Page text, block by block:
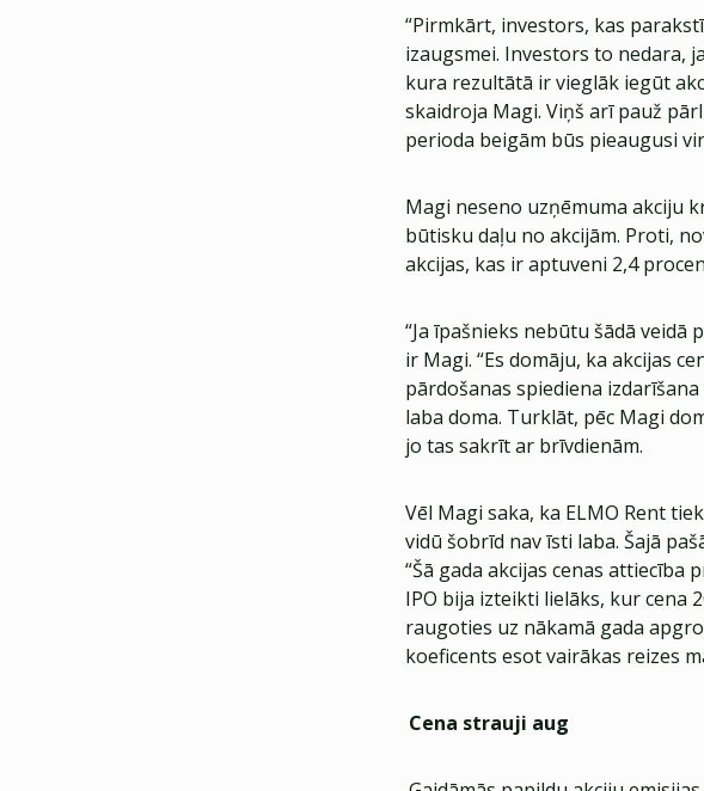
“Pirmkārt, investors, kas
izaugsmei. Investors to nedara,
kura rezultātā ir vieglāk iegūt
skaidroja Magi. Viņš arī pauž
perioda beigām būs pieaugusi
Magi neseno uzņēmuma akciju
būtisku daļu no akcijām. Proti,
akcijas, kas ir aptuveni 2,4
“Ja īpašnieks nebūtu šādā veidā
ir Magi. “Es domāju, ka akcijas
pārdošanas spiediena
laba doma. Turklāt, pēc Magi
jo tas sakrīt ar brīvdienām.
Vēl Magi saka, ka ELMO Rent
vidū šobrīd nav īsti laba. Šajā
“Šā gada akcijas cenas attiecība
IPO bija izteikti lielāks, kur cena
raugoties uz nākamā gada
koeficents esot vairākas reizes
Cena strauji aug